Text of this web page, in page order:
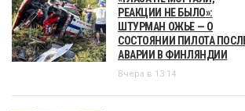
РЕАКЦИИ НЕ БЫЛО»:
ШТУРМАН ОЖЬЕ — О
СОСТОЯНИИ ПИЛОТА
АВАРИИ В ФИНЛЯНДИИ
Вчера в 13:14